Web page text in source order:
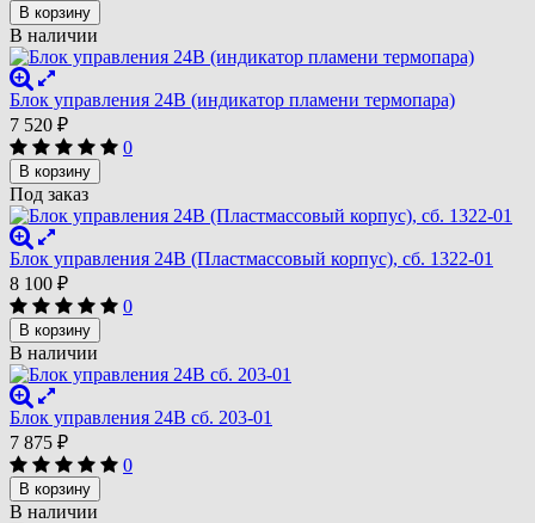
В корзину
В наличии
Блок управления 24В (индикатор пламени термопара)
7 520 ₽
0
В корзину
Под заказ
Блок управления 24В (Пластмассовый корпус), сб. 1322-01
8 100 ₽
0
В корзину
В наличии
Блок управления 24В сб. 203-01
7 875 ₽
0
В корзину
В наличии